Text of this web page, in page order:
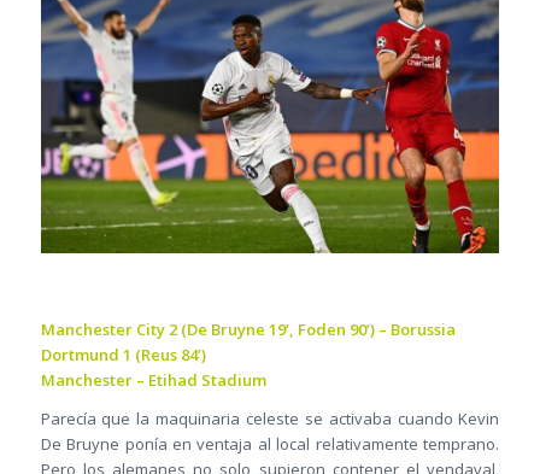
Manchester City 2 (De Bruyne 19’, Foden 90’) – Borussia
Dortmund 1 (Reus 84’)
Manchester – Etihad Stadium
Parecía que la maquinaria celeste se activaba cuando Kevin
De Bruyne ponía en ventaja al local relativamente temprano.
Pero los alemanes no solo supieron contener el vendaval,